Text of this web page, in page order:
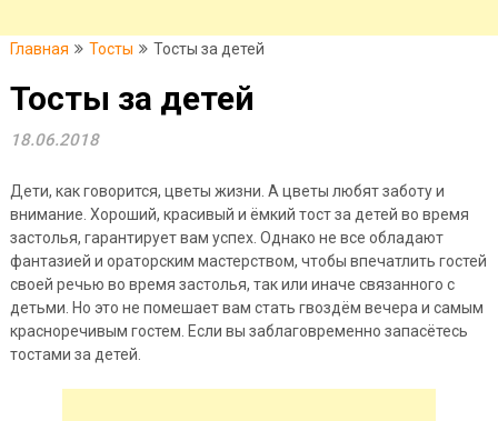
Главная Тосты Тосты за детей
Тосты за детей
18.06.2018
Дети, как говорится, цветы жизни. А цветы любят заботу и
внимание. Хороший, красивый и ёмкий тост за детей во время
застолья, гарантирует вам успех. Однако не все обладают
фантазией и ораторским мастерством, чтобы впечатлить гостей
своей речью во время застолья, так или иначе связанного с
детьми. Но это не помешает вам стать гвоздём вечера и самым
красноречивым гостем. Если вы заблаговременно запасётесь
тостами за детей.